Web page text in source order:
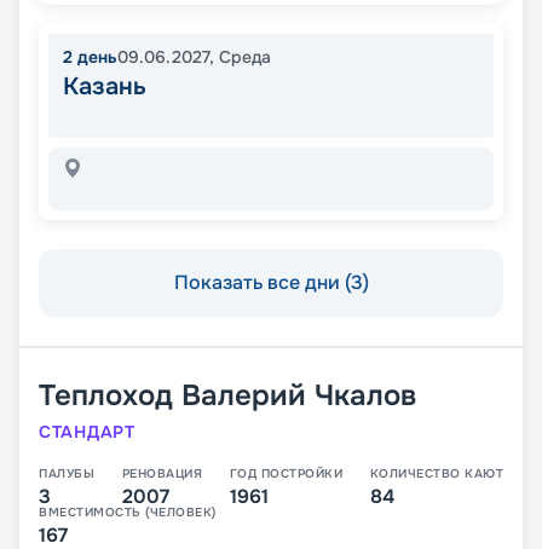
2 день09.06.2027, Среда
Казань
Показать все дни (3)
Теплоход Валерий Чкалов
СТАНДАРТ
ПАЛУБЫ
3
РЕНОВАЦИЯ
2007
ГОД ПОСТРОЙКИ
1961
КОЛИЧЕСТВО КАЮТ
84
ВМЕСТИМОСТЬ (ЧЕЛОВЕК)
167